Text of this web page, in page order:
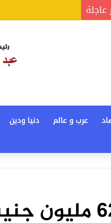
عاجلة
عرب و عالم دنيا ودين
بني سويف.. 62